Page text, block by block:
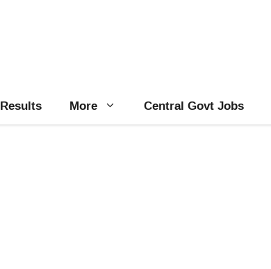
Results More Central Govt Jobs